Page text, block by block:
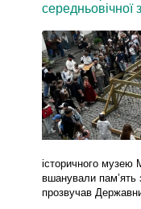
середньовічної
історичного музею
вшанували пам’ять
прозвучав